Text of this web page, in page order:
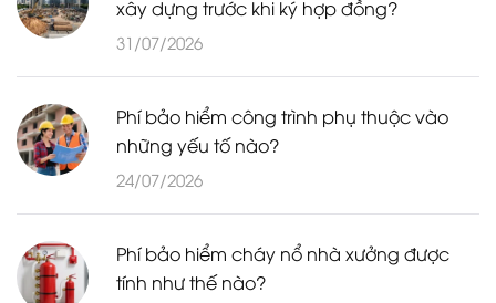
xây dựng trước khi ký hợp đồng?
31/07/2026
Phí bảo hiểm công trình phụ thuộc vào
những yếu tố nào?
24/07/2026
Phí bảo hiểm cháy nổ nhà xưởng được
tính như thế nào?